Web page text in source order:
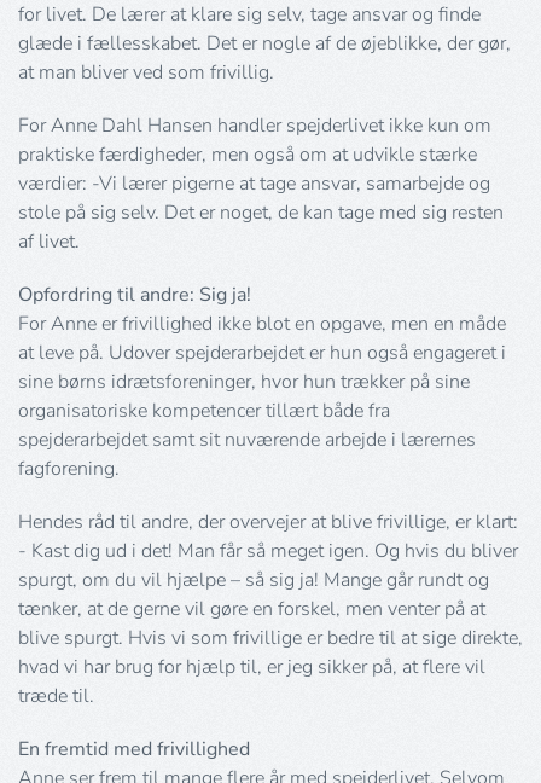
for livet. De lærer at klare sig selv, tage ansvar og finde
glæde i fællesskabet. Det er nogle af de øjeblikke, der gør,
at man bliver ved som frivillig.
For Anne Dahl Hansen handler spejderlivet ikke kun om
praktiske færdigheder, men også om at udvikle stærke
værdier: -Vi lærer pigerne at tage ansvar, samarbejde og
stole på sig selv. Det er noget, de kan tage med sig resten
af livet.
Opfordring til andre: Sig ja!
For Anne er frivillighed ikke blot en opgave, men en måde
at leve på. Udover spejderarbejdet er hun også engageret i
sine børns idrætsforeninger, hvor hun trækker på sine
organisatoriske kompetencer tillært både fra
spejderarbejdet samt sit nuværende arbejde i lærernes
fagforening.
Hendes råd til andre, der overvejer at blive frivillige, er klart:
- Kast dig ud i det! Man får så meget igen. Og hvis du bliver
spurgt, om du vil hjælpe – så sig ja! Mange går rundt og
tænker, at de gerne vil gøre en forskel, men venter på at
blive spurgt. Hvis vi som frivillige er bedre til at sige direkte,
hvad vi har brug for hjælp til, er jeg sikker på, at flere vil
træde til.
En fremtid med frivillighed